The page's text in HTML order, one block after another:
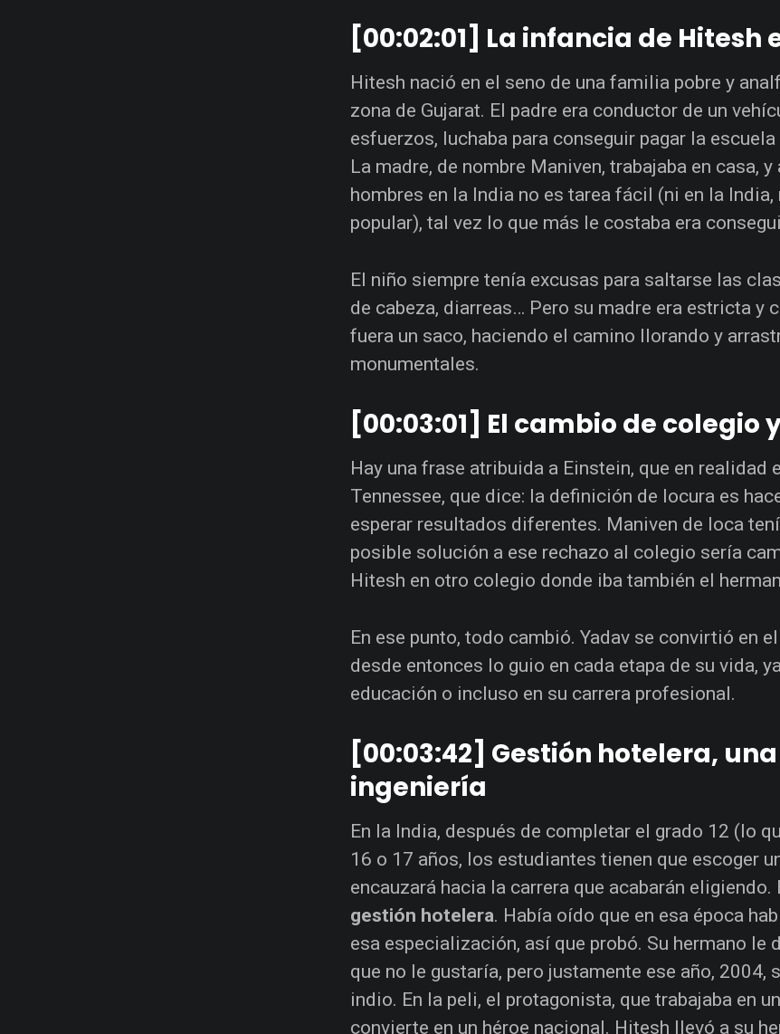
[00:02:01] La infancia de Hitesh
Hitesh nació en el seno de una familia pobre y
zona de Gujarat. El padre era conductor de un
esfuerzos, luchaba para conseguir pagar la
La madre, de nombre Maniven, trabajaba en casa,
hombres en la India no es tarea fácil (ni en la India,
popular), tal vez lo que más le costaba era
El niño siempre tenía excusas para saltarse las
de cabeza, diarreas… Pero su madre era estricta y
fuera un saco, haciendo el camino llorando y
monumentales.
[00:03:01] El cambio de colegio
Hay una frase atribuida a Einstein, que en realidad
Tennessee, que dice: la definición de locura es
esperar resultados diferentes. Maniven de loca
posible solución a ese rechazo al colegio sería
Hitesh en otro colegio donde iba también el
En ese punto, todo cambió. Yadav se convirtió en
desde entonces lo guio en cada etapa de su vida,
educación o incluso en su carrera profesional.
[00:03:42] Gestión hotelera,
ingeniería
En la India, después de completar el grado 12 (lo
16 o 17 años, los estudiantes tienen que escoger
encauzará hacia la carrera que acabarán
gestión hotelera. Había oído que en esa época
esa especialización, así que probó. Su hermano le
que no le gustaría, pero justamente ese año, 2004,
indio. En la peli, el protagonista, que trabajaba en
convierte en un héroe nacional. Hitesh llevó a su